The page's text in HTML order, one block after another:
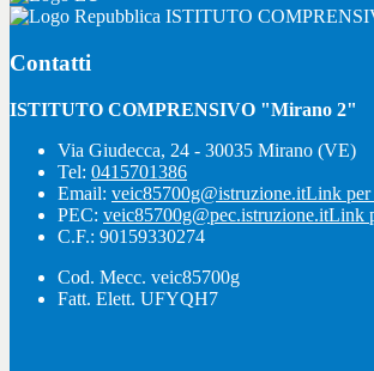
ISTITUTO
Contatti
ISTITUTO COMPRENSIVO "Mirano 2"
Via Giudecca, 24 - 30035 Mirano (VE)
Tel: 0415701386
Email: veic85700g@istruzione.itLink per
PEC: veic85700g@pec.istruzione.itLink
C.F.: 90159330274
Cod. Mecc. veic85700g
Fatt. Elett. UFYQH7